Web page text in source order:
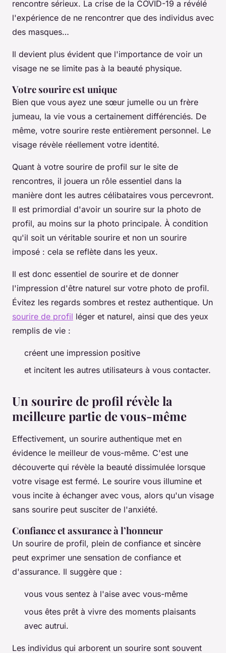
rencontre sérieux. La crise de la COVID-19 a révélé
l'expérience de ne rencontrer que des individus avec
des masques…
Il devient plus évident que l'importance de voir un
visage ne se limite pas à la beauté physique.
Votre sourire est unique
Bien que vous ayez une sœur jumelle ou un frère
jumeau, la vie vous a certainement différenciés. De
même, votre sourire reste entièrement personnel. Le
visage révèle réellement votre identité.
Quant à votre sourire de profil sur le site de
rencontres, il jouera un rôle essentiel dans la
manière dont les autres célibataires vous percevront.
Il est primordial d'avoir un sourire sur la photo de
profil, au moins sur la photo principale. À condition
qu'il soit un véritable sourire et non un sourire
imposé : cela se reflète dans les yeux.
Il est donc essentiel de sourire et de donner
l'impression d'être naturel sur votre photo de profil.
Évitez les regards sombres et restez authentique. Un
sourire de profil léger et naturel, ainsi que des yeux
remplis de vie :
créent une impression positive
et incitent les autres utilisateurs à vous contacter.
Un sourire de profil révèle la
meilleure partie de vous-même
Effectivement, un sourire authentique met en
évidence le meilleur de vous-même. C'est une
découverte qui révèle la beauté dissimulée lorsque
votre visage est fermé. Le sourire vous illumine et
vous incite à échanger avec vous, alors qu'un visage
sans sourire peut susciter de l'anxiété.
Confiance et assurance à l’honneur
Un sourire de profil, plein de confiance et sincère
peut exprimer une sensation de confiance et
d'assurance. Il suggère que :
vous vous sentez à l'aise avec vous-même
vous êtes prêt à vivre des moments plaisants
avec autrui.
Les individus qui arborent un sourire sont souvent